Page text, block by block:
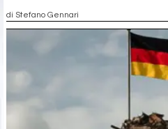
di Stefano Gennari